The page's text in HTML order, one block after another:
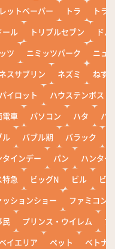
ットペーパー トラ
トラ
ール トリプルセブン
ド
ツ ニミッツパーク
ニュ
ネスサブリン ネズミ
ねず
パイロット
ハウステンボス
電車 パソコン ハタ
ハ
ル バブル期 バラック
タインデー パン
ハンター
特急 ビッグN ビル
ビワ
ッションショー
ファミコン
民 プリンス・ウイレム
ブ
ベイエリア ペット
ベトナ